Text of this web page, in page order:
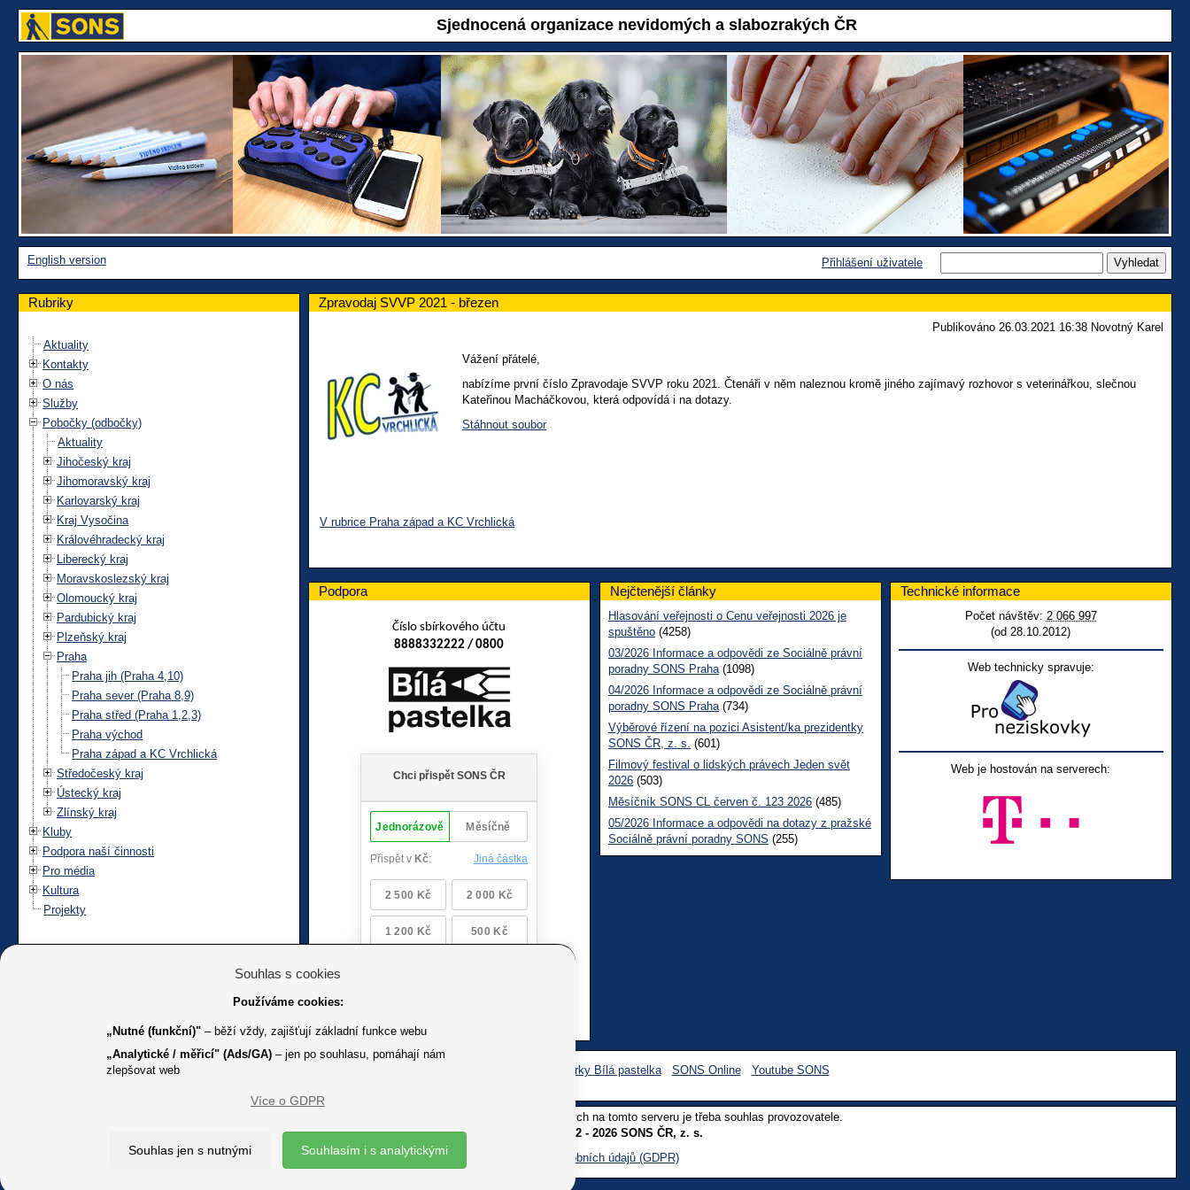
Sjednocená organizace nevidomých a slabozrakých ČR
English version Přihlášení uživatele
Rubriky
Aktuality
Kontakty
O nás
Služby
Pobočky (odbočky)
Aktuality
Jihočeský kraj
Jihomoravský kraj
Karlovarský kraj
Kraj Vysočina
Královéhradecký kraj
Liberecký kraj
Moravskoslezský kraj
Olomoucký kraj
Pardubický kraj
Plzeňský kraj
Praha
Praha jih (Praha 4,10)
Praha sever (Praha 8,9)
Praha střed (Praha 1,2,3)
Praha východ
Praha západ a KC Vrchlická
Středočeský kraj
Ústecký kraj
Zlínský kraj
Kluby
Podpora naší činnosti
Pro média
Kultura
Projekty
Zpravodaj SVVP 2021 - březen
Publikováno 26.03.2021 16:38 Novotný Karel
Vážení přátelé,
nabízíme první číslo Zpravodaje SVVP roku 2021. Čtenáři v něm naleznou kromě jiného zajímavý rozhovor s veterinářkou, slečnou
Kateřinou Macháčkovou, která odpovídá i na dotazy.
Stáhnout soubor
V rubrice Praha západ a KC Vrchlická
Podpora
Číslo sbírkového účtu
8888332222 / 0800
Nejčtenější články
Hlasování veřejnosti o Cenu veřejnosti 2026 je
spuštěno (4258)
03/2026 Informace a odpovědi ze Sociálně právní
poradny SONS Praha (1098)
04/2026 Informace a odpovědi ze Sociálně právní
poradny SONS Praha (734)
Výběrové řízení na pozici Asistent/ka prezidentky
SONS ČR, z. s. (601)
Filmový festival o lidských právech Jeden svět
2026 (503)
Měsíčník SONS CL červen č. 123 2026 (485)
05/2026 Informace a odpovědi na dotazy z pražské
Sociálně právní poradny SONS (255)
Technické informace
Počet návštěv: 2 066 997
(od 28.10.2012)
Web technicky spravuje:
Web je hostován na serverech:
Facebook sbírky Bílá pastelka SONS Online Youtube SONS
K jakémukoliv užití textů a obrázků uvedených na tomto serveru je třeba souhlas provozovatele.
Copyright © 2012 - 2026 SONS ČR, z. s.
Ochrana osobních údajů (GDPR)
Souhlas s cookies
Používáme cookies:
„Nutné (funkční)" – běží vždy, zajišťují základní funkce webu
„Analytické / měřicí" (Ads/GA) – jen po souhlasu, pomáhají nám
zlepšovat web
Více o GDPR
Souhlas jen s nutnými Souhlasím i s analytickými